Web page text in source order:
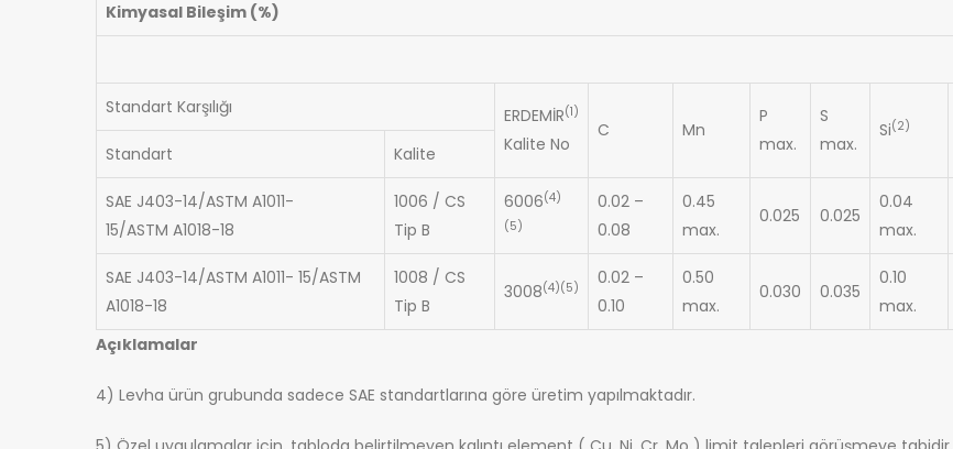
Kimyasal Bileşim (%)
Standart Karşılığı ERDEMİR(1)
Kalite No
C Mn
P
max.
S
max.
Si(2)
Standart Kalite
SAE J403-14/ASTM A1011-
15/ASTM A1018-18
1006 / CS
Tip B
6006(4)
(5)
0.02 –
0.08
0.45
max.
0.025 0.025
0.04
max.
SAE J403-14/ASTM A1011- 15/ASTM
A1018-18
1008 / CS
Tip B
3008(4)(5)
0.02 –
0.10
0.50
max.
0.030 0.035
0.10
max.
Açıklamalar
4) Levha ürün grubunda sadece SAE standartlarına göre üretim yapılmaktadır.